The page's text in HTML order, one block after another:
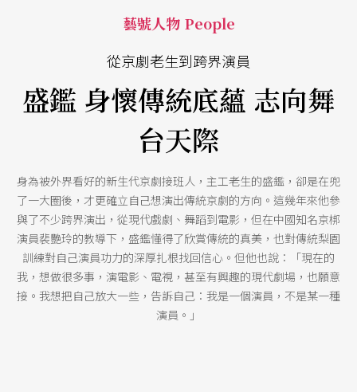
藝號人物 People
從京劇老生到跨界演員
盛鑑 身懷傳統底蘊 志向舞
台天際
身為被外界看好的新生代京劇接班人，主工老生的盛鑑，卻是在兜
了一大圈後，才更確立自己想演出傳統京劇的方向。這幾年來他參
與了不少跨界演出，從現代戲劇、舞蹈到電影，但在中國知名京梆
演員裴艷玲的教導下，盛鑑懂得了欣賞傳統的真美，也對傳統梨園
訓練對自己演員功力的深厚扎根找回信心。但他也說：「現在的
我，想做很多事，演電影、電視，甚至有興趣的現代劇場，也願意
接。我想把自己放大一些，告訴自己：我是一個演員，不是某一種
演員。」